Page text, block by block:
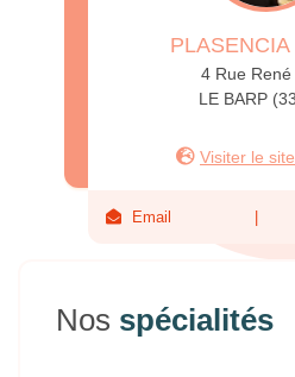
PLASENCIA
4 Rue René
LE BARP
Visiter le
Email
Nos spécialités